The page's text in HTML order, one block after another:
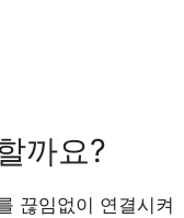
까요?
끊임없이 연결시켜